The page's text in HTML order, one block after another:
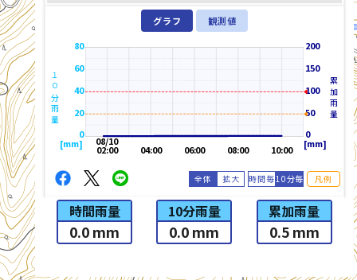
グラフ 観測値
0
20
40
60
80
[mm]
１０分雨量
10:00
08:00
06:00
04:00
08/10
02:00
0
50
100
150
200
[mm]
累加雨量
全体 拡大 時間毎10分毎 凡例
時間雨量
0.0 mm
10分雨量
0.0 mm
累加雨量
0.5 mm